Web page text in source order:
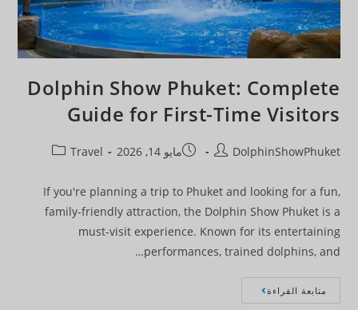
Dolphin Show Phuket: Complete
Guide for First-Time Visitors
DolphinShowPhuket مايو 14, 2026 Travel
If you're planning a trip to Phuket and looking for a fun,
family-friendly attraction, the Dolphin Show Phuket is a
must-visit experience. Known for its entertaining
performances, trained dolphins, and…
متابعة القراءة